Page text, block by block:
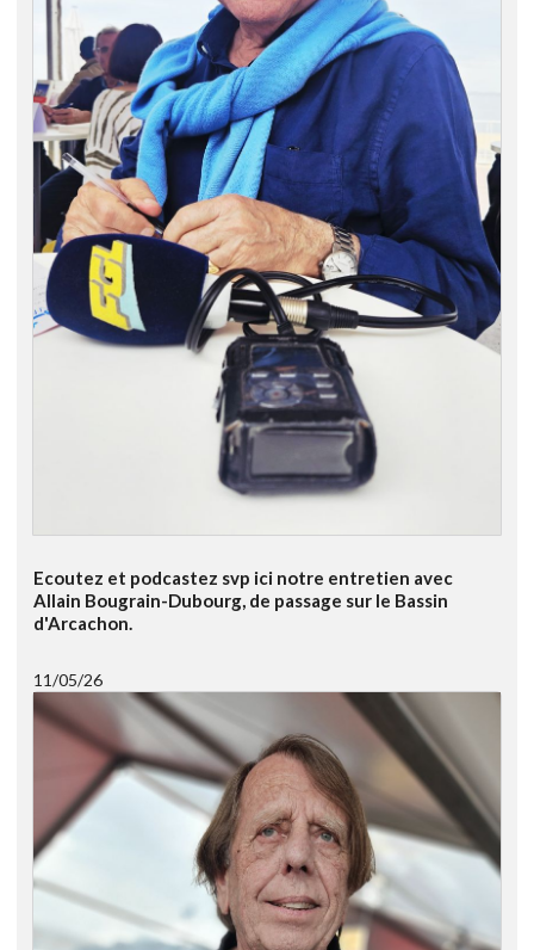
Ecoutez et podcastez svp ici notre entretien avec
Allain Bougrain-Dubourg, de passage sur le Bassin
d'Arcachon.
11/05/26